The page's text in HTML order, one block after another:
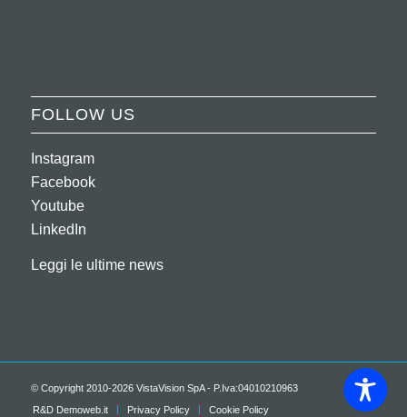
FOLLOW US
Instagram
Facebook
Youtube
LinkedIn
Leggi le ultime news
© Copyright 2010-2026 VistaVision SpA - P.Iva:04010210963
R&D Demoweb.it
Privacy Policy Cookie Policy